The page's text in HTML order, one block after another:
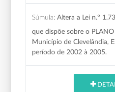
Súmula: Altera a Lei n.º
que dispõe sobre o
Município de Clevelândia,
período de 2002 à 2005.